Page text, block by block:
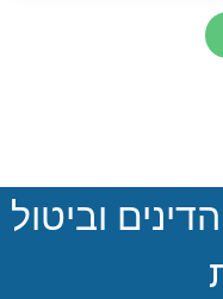
שנחשף
כתב היד
שורדת השואה שחוגגת 100: